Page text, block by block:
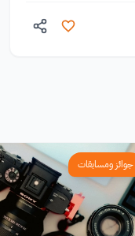
جوائز ومسابقات